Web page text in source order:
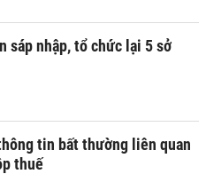
sáp nhập, tổ chức lại 5 sở
tin bất thường liên quan
thuế